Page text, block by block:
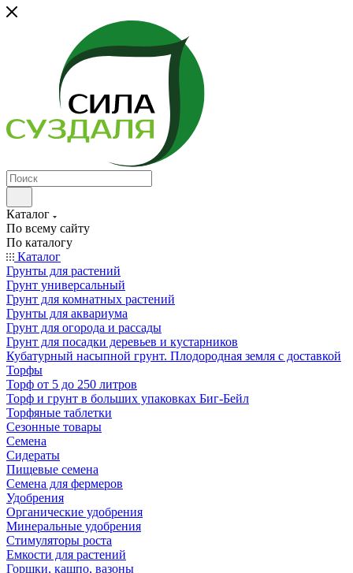
Каталог
По всему сайту
По каталогу
Каталог
Грунты для растений
Грунт универсальный
Грунт для комнатных растений
Грунты для аквариума
Грунт для огорода и рассады
Грунт для посадки деревьев и кустарников
Кубатурный насыпной грунт. Плодородная земля с доставкой
Торфы
Торф от 5 до 250 литров
Торф и грунт в больших упаковках Биг-Бейл
Торфяные таблетки
Сезонные товары
Семена
Сидераты
Пищевые семена
Семена для фермеров
Удобрения
Органические удобрения
Минеральные удобрения
Стимуляторы роста
Емкости для растений
Горшки, кашпо, вазоны